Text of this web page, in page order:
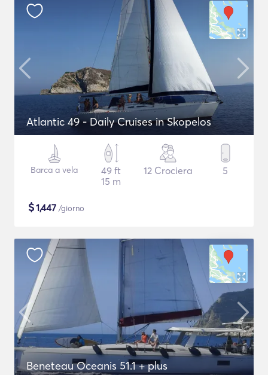
Atlantic 49 - Daily Cruises in Skopelos
Barca a vela
49 ft
15 m
12 Crociera 5
$1,447 /giorno
Beneteau Oceanis 51.1 + plus